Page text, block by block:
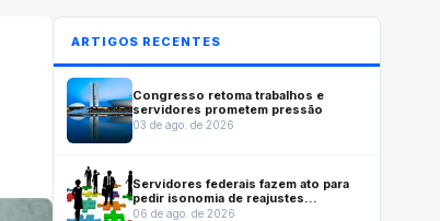
ARTIGOS RECENTES
Congresso retoma trabalhos e
servidores prometem pressão
03 de ago. de 2026
Servidores federais fazem ato para
pedir isonomia de reajustes
previstos em lei que reestruturou
06 de ago. de 2026